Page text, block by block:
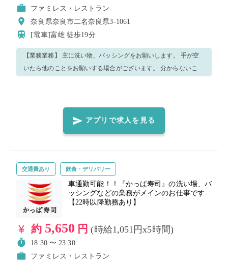
ファミレス・レストラン
奈良県奈良市二名奈良県3-1061
[電車]富雄徒歩19分
【業務業務】 主に洗い物、バッシングをお願いします。 手が空
いたら他のことをお願いする場合がございます。 分からないこと
事しましょう！ ◆飲食店就業未経験でもOK！ ◆明るく笑顔で大
きな声で働いていただける方大歓迎！ ◆自ら率先してテキパキと
動ける方大歓迎！
アプリで求人を見る
交通費あり 飲食・デリバリー
車通勤可能！！『かっぱ寿司』の洗い場、バ
ッシングなどの業務がメインのお仕事です
【22時以降勤務あり】
約 5,650 円(時給1,051円x5時間)
18:30 〜 23:30
ファミレス・レストラン